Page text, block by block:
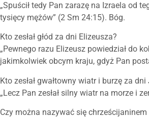
„Spuścił tedy Pan zarazę na Izraela od
tysięcy mężów” (2 Sm 24:15). Bóg.
Kto zesłał głód za dni Elizeusza?
„Pewnego razu Elizeusz powiedział do
jakimkolwiek obcym kraju, gdyż Pan
Kto zesłał gwałtowny wiatr i burzę za
„Lecz Pan zesłał silny wiatr na morze i
Czy można nazywać się